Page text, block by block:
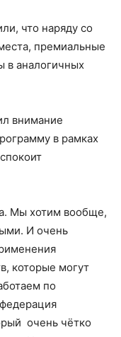
что наряду со
премиальные
в аналогичных
внимание
в рамках
Мы хотим вообще,
И очень
которые могут
по
очень чётко